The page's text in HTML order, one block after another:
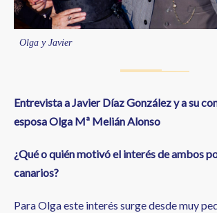
Olga y Javier
Entrevista a Javier Díaz Gonzálezy a su
esposaOlga Mª Melián Alonso
¿Qué o quién motivó el interés de ambos
canarios?
Para Olga este interés surge desde muy